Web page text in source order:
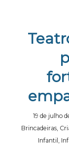
19 de julho
Brincadeiras,
Infantil